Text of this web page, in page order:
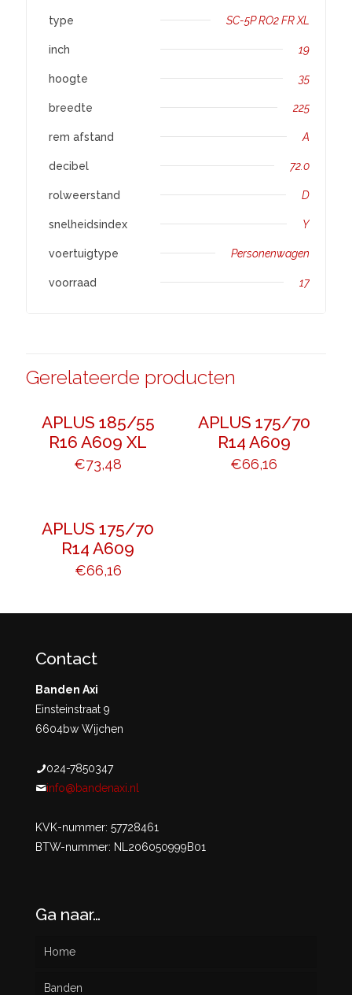
type SC-5P RO2 FR XL
inch 19
hoogte 35
breedte 225
rem afstand A
decibel 72.0
rolweerstand D
snelheidsindex Y
voertuigtype Personenwagen
voorraad 17
Gerelateerde producten
APLUS 185/55
R16 A609 XL
€73,48
APLUS 175/70
R14 A609
€66,16
APLUS 175/70
R14 A609
€66,16
Contact
Banden Axi
Einsteinstraat 9
6604bw Wijchen
024-7850347
info@bandenaxi.nl
KVK-nummer: 57728461
BTW-nummer: NL206050999B01
Ga naar…
Home
Banden